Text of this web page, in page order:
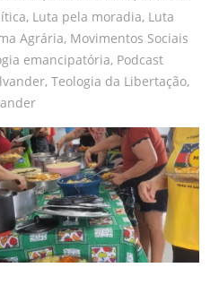
, Luta pela moradia, Luta
Agrária, Movimentos Sociais
emancipatória, Podcast
, Teologia da Libertação,